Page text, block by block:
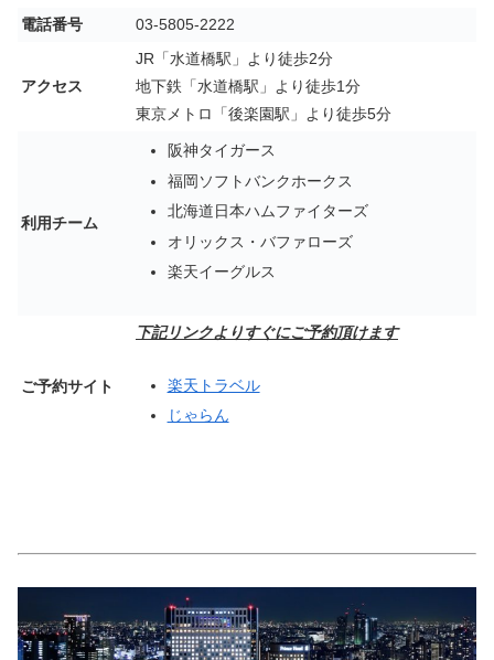
電話番号
03-5805-2222
アクセス
JR「水道橋駅」より徒歩2分
地下鉄「水道橋駅」より徒歩1分
東京メトロ「後楽園駅」より徒歩5分
利用チーム
阪神タイガース
福岡ソフトバンクホークス
北海道日本ハムファイターズ
オリックス・バファローズ
楽天イーグルス
ご予約サイト
下記リンクよりすぐにご予約頂けます
楽天トラベル
じゃらん